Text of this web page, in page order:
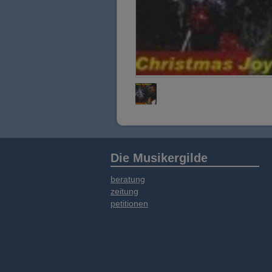
Die Musikergilde
beratung
zeitung
petitionen